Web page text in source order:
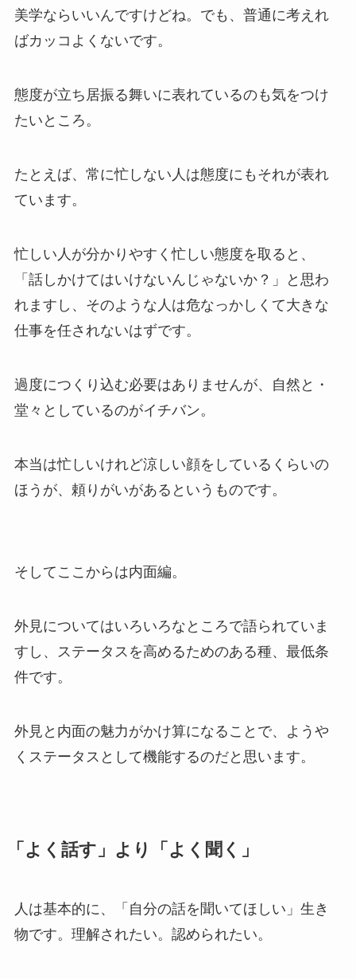
美学ならいいんですけどね。でも、普通に考えれ
ばカッコよくないです。
態度が立ち居振る舞いに表れているのも気をつけ
たいところ。
たとえば、常に忙しない人は態度にもそれが表れ
ています。
忙しい人が分かりやすく忙しい態度を取ると、
「話しかけてはいけないんじゃないか？」と思わ
れますし、そのような人は危なっかしくて大きな
仕事を任されないはずです。
過度につくり込む必要はありませんが、自然と・
堂々としているのがイチバン。
本当は忙しいけれど涼しい顔をしているくらいの
ほうが、頼りがいがあるというものです。
そしてここからは内面編。
外見についてはいろいろなところで語られていま
すし、ステータスを高めるためのある種、最低条
件です。
外見と内面の魅力がかけ算になることで、ようや
くステータスとして機能するのだと思います。
「よく話す」より「よく聞く」
人は基本的に、「自分の話を聞いてほしい」生き
物です。理解されたい。認められたい。